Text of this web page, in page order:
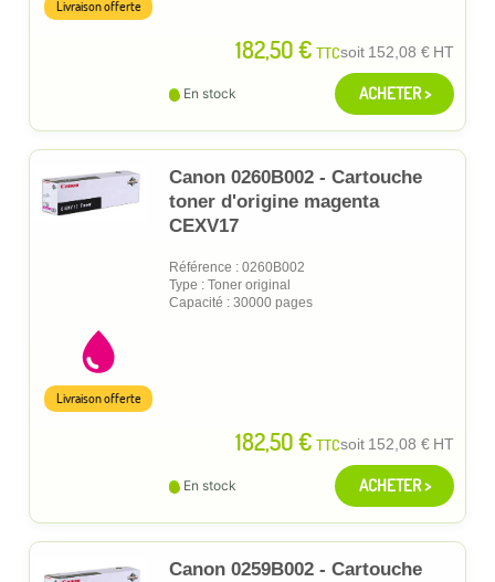
182,50 € TTCsoit 152,08 € HT
Livraison offerte
En stock ACHETER >
Canon 0260B002 - Cartouche
toner d'origine magenta
CEXV17
Référence : 0260B002
Type : Toner original
Capacité : 30000 pages
182,50 € TTCsoit 152,08 € HT
Livraison offerte
En stock ACHETER >
Canon 0259B002 - Cartouche